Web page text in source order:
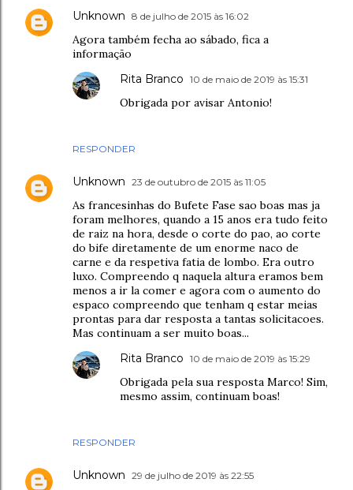
Unknown 8 de julho de 2015 às 16:02
Agora também fecha ao sábado, fica a
informação
RESPONDER
Rita Branco 10 de maio de 2019 às 15:31
Obrigada por avisar Antonio!
Unknown 23 de outubro de 2015 às 11:05
As francesinhas do Bufete Fase sao boas mas ja
foram melhores, quando a 15 anos era tudo feito
de raiz na hora, desde o corte do pao, ao corte
do bife diretamente de um enorme naco de
carne e da respetiva fatia de lombo. Era outro
luxo. Compreendo q naquela altura eramos bem
menos a ir la comer e agora com o aumento do
espaco compreendo que tenham q estar meias
prontas para dar resposta a tantas solicitacoes.
Mas continuam a ser muito boas...
RESPONDER
Rita Branco 10 de maio de 2019 às 15:29
Obrigada pela sua resposta Marco! Sim,
mesmo assim, continuam boas!
Unknown 29 de julho de 2019 às 22:55